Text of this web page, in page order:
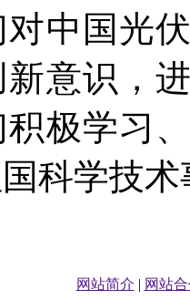
中国光
意识，
极学习
科学技
网站简介 | 网站